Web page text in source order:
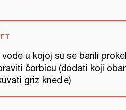
vode u kojoj su se barili
čorbicu (dodati koji
griz knedle)